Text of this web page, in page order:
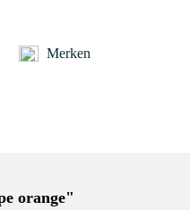
Merken
orange"